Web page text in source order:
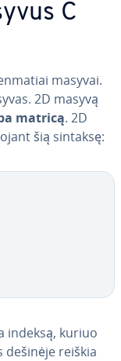
C
masyvai.
2D masyvą
matricą. 2D
šią sintaksę:
indeksą, kuriuo
dešinėje reiškia